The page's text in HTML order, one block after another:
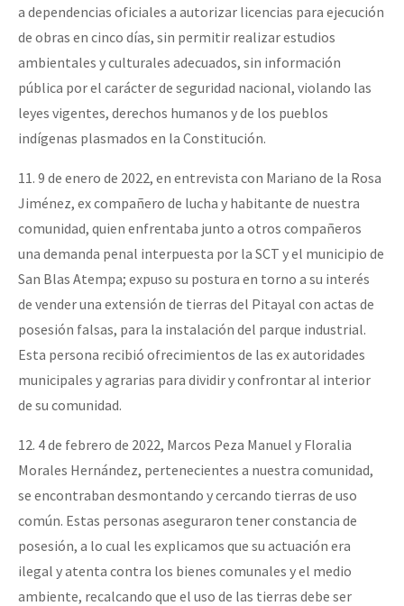
a dependencias oficiales a autorizar licencias para ejecución
de obras en cinco días, sin permitir realizar estudios
ambientales y culturales adecuados, sin información
pública por el carácter de seguridad nacional, violando las
leyes vigentes, derechos humanos y de los pueblos
indígenas plasmados en la Constitución.
11. 9 de enero de 2022, en entrevista con Mariano de la Rosa
Jiménez, ex compañero de lucha y habitante de nuestra
comunidad, quien enfrentaba junto a otros compañeros
una demanda penal interpuesta por la SCT y el municipio de
San Blas Atempa; expuso su postura en torno a su interés
de vender una extensión de tierras del Pitayal con actas de
posesión falsas, para la instalación del parque industrial.
Esta persona recibió ofrecimientos de las ex autoridades
municipales y agrarias para dividir y confrontar al interior
de su comunidad.
12. 4 de febrero de 2022, Marcos Peza Manuel y Floralia
Morales Hernández, pertenecientes a nuestra comunidad,
se encontraban desmontando y cercando tierras de uso
común. Estas personas aseguraron tener constancia de
posesión, a lo cual les explicamos que su actuación era
ilegal y atenta contra los bienes comunales y el medio
ambiente, recalcando que el uso de las tierras debe ser